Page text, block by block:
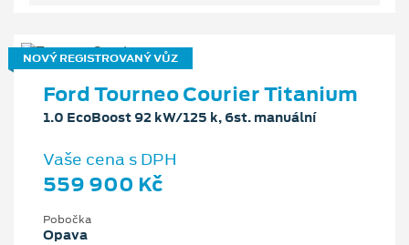
NOVÝ REGISTROVANÝ VŮZ
Ford Tourneo Courier Titanium
1.0 EcoBoost 92 kW/125 k, 6st. manuální
Vaše cena s DPH
559 900 Kč
Pobočka
Opava